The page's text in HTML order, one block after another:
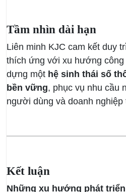
Tầm nhìn dài hạn
Liên minh KJC cam kết duy
thích ứng với xu hướng
dựng một hệ sinh thái số
bền vững, phục vụ nhu cầu
người dùng và doanh nghiệp
Kết luận
Những xu hướng phát